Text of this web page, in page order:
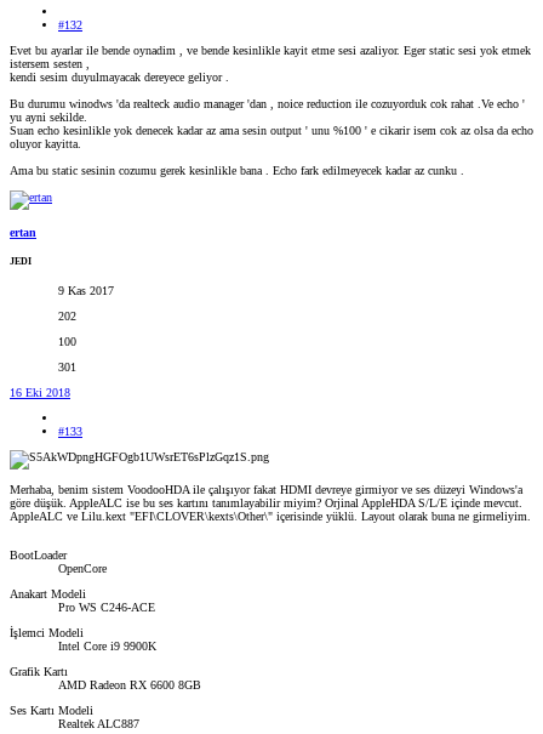
#132
Evet bu ayarlar ile bende oynadim , ve bende kesinlikle kayit etme sesi azaliyor. Eger static sesi yok etmek
istersem sesten ,
kendi sesim duyulmayacak dereyece geliyor .
Bu durumu winodws 'da realteck audio manager 'dan , noice reduction ile cozuyorduk cok rahat .Ve echo '
yu ayni sekilde.
Suan echo kesinlikle yok denecek kadar az ama sesin output ' unu %100 ' e cikarir isem cok az olsa da echo
oluyor kayitta.
Ama bu static sesinin cozumu gerek kesinlikle bana . Echo fark edilmeyecek kadar az cunku .
ertan
JEDI
9 Kas 2017
202
100
301
16 Eki 2018
#133
Merhaba, benim sistem VoodooHDA ile çalışıyor fakat HDMI devreye girmiyor ve ses düzeyi Windows'a
göre düşük. AppleALC ise bu ses kartını tanımlayabilir miyim? Orjinal AppleHDA S/L/E içinde mevcut.
AppleALC ve Lilu.kext "EFI\CLOVER\kexts\Other\" içerisinde yüklü. Layout olarak buna ne girmeliyim.
BootLoader
OpenCore
Anakart Modeli
Pro WS C246-ACE
İşlemci Modeli
Intel Core i9 9900K
Grafik Kartı
AMD Radeon RX 6600 8GB
Ses Kartı Modeli
Realtek ALC887